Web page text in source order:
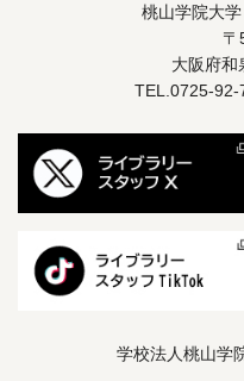
桃山学院大
〒
大阪府和
TEL.0725-92-
学校法人桃山学